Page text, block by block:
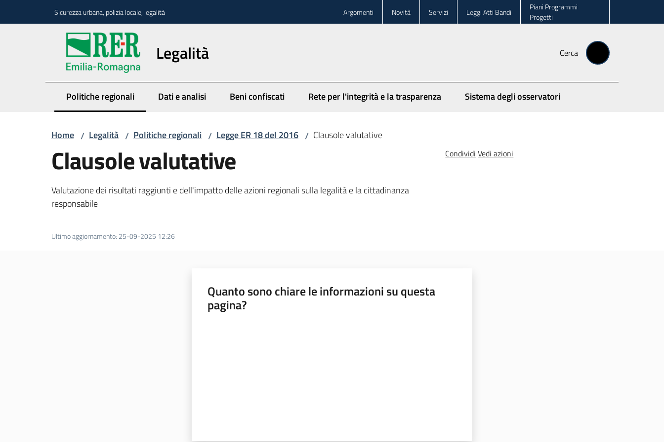
Sicurezza urbana, polizia locale, legalità Argomenti Novità Servizi Leggi Atti Bandi
Piani Programmi
Progetti
Legalità Cerca
Politiche regionali
Menu selezionato Dati e analisi Beni confiscati Rete per l'integrità e la trasparenza Sistema degli osservatori
Home / Legalità / Politiche regionali / Legge ER 18 del 2016 / Clausole valutative
Clausole valutative
Valutazione dei risultati raggiunti e dell'impatto delle azioni regionali sulla legalità e la cittadinanza
responsabile
Condividi Vedi azioni
Ultimo aggiornamento: 25-09-2025 12:26
Quanto sono chiare le informazioni su questa
pagina?